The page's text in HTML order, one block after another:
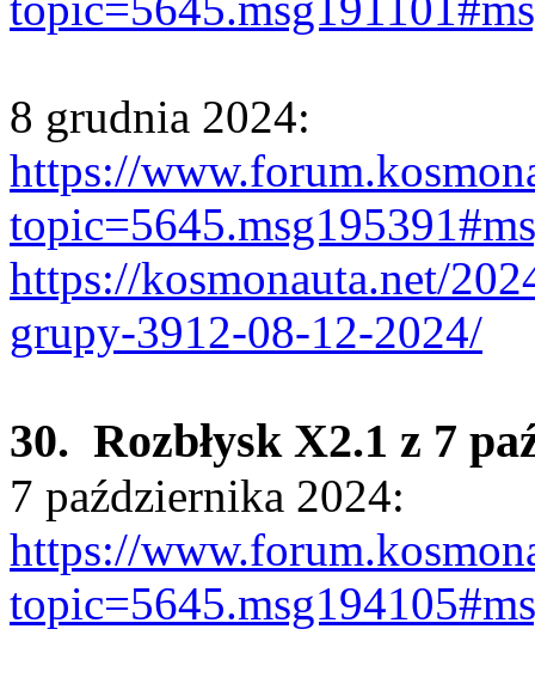
8 grudnia 2024:
https://
https://kosmonauta.net/
grupy-3912-08-12-2024/
30. Rozbłysk X2.1 z 7
7 października 2024:
https://